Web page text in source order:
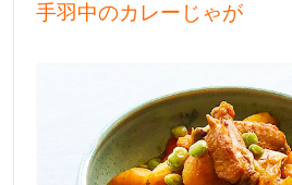
手羽中のカレーじゃが